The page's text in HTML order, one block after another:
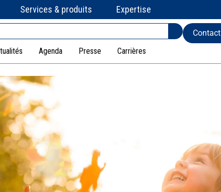
Services & produits Expertise
Contact
Agenda Presse Carrières